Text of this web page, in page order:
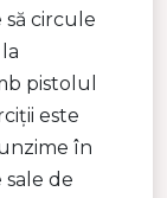
să circule
pistolul
este
în
de